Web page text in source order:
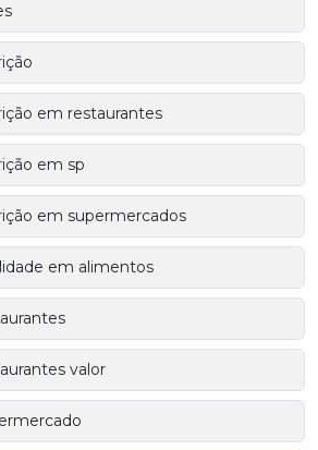
em restaurantes
em sp
em supermercados
em alimentos
valor